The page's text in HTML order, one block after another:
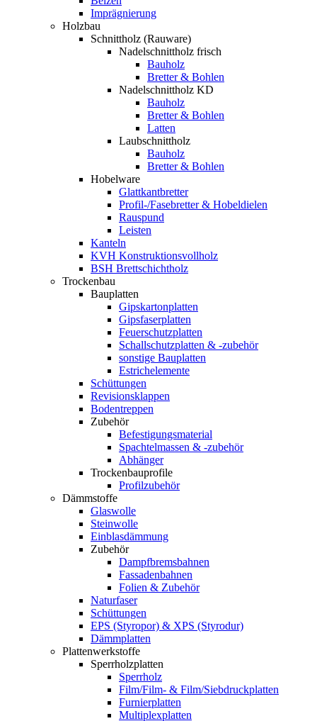
Imprägnierung
Holzbau
Schnittholz (Rauware)
Nadelschnittholz frisch
Bauholz
Bretter & Bohlen
Nadelschnittholz KD
Bauholz
Bretter & Bohlen
Latten
Laubschnittholz
Bauholz
Bretter & Bohlen
Hobelware
Glattkantbretter
Profil-/Fasebretter & Hobeldielen
Rauspund
Leisten
Kanteln
KVH Konstruktionsvollholz
BSH Brettschichtholz
Trockenbau
Bauplatten
Gipskartonplatten
Gipsfaserplatten
Feuerschutzplatten
Schallschutzplatten & -zubehör
sonstige Bauplatten
Estrichelemente
Schüttungen
Revisionsklappen
Bodentreppen
Zubehör
Befestigungsmaterial
Spachtelmassen & -zubehör
Abhänger
Trockenbauprofile
Profilzubehör
Dämmstoffe
Glaswolle
Steinwolle
Einblasdämmung
Zubehör
Dampfbremsbahnen
Fassadenbahnen
Folien & Zubehör
Naturfaser
Schüttungen
EPS (Styropor) & XPS (Styrodur)
Dämmplatten
Plattenwerkstoffe
Sperrholzplatten
Sperrholz
Film/Film- & Film/Siebdruckplatten
Furnierplatten
Multiplexplatten